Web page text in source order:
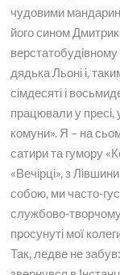
чудовими
його сином
дядька Льоні і,
сімдесяті і
працювали у пресі,
комуни». Я – на
сатири та гумору
«Вечірці», з
собою, ми часто-
службово-творчому
просунуті мої
Так, ледве не